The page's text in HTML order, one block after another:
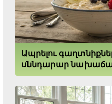
Ապրելու
սննդարար